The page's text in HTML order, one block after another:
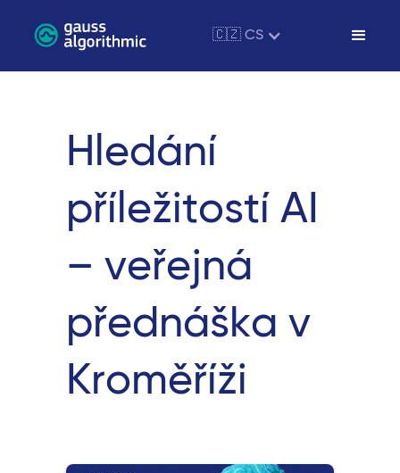
🇨🇿 CS
Hledání
příležitostí AI
– veřejná
přednáška v
Kroměříži